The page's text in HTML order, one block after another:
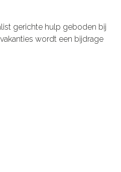
gerichte hulp geboden bij
wordt een bijdrage